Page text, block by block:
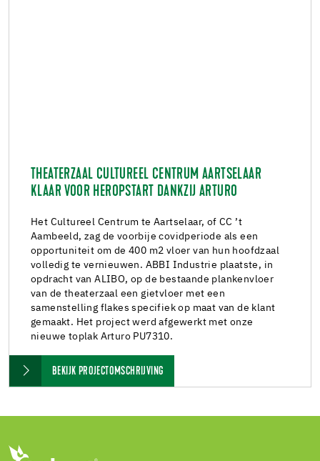
THEATERZAAL CULTUREEL CENTRUM AARTSELAAR
KLAAR VOOR HEROPSTART DANKZIJ ARTURO
Het Cultureel Centrum te Aartselaar, of CC ’t
Aambeeld, zag de voorbije covidperiode als een
opportuniteit om de 400 m2 vloer van hun hoofdzaal
volledig te vernieuwen. ABBI Industrie plaatste, in
opdracht van ALIBO, op de bestaande plankenvloer
van de theaterzaal een gietvloer met een
samenstelling flakes specifiek op maat van de klant
gemaakt. Het project werd afgewerkt met onze
nieuwe toplak Arturo PU7310.
BEKIJK PROJECTOMSCHRIJVING